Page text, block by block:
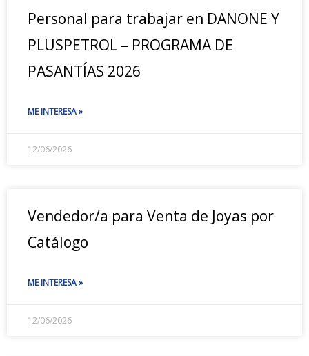
Personal para trabajar en DANONE Y
PLUSPETROL – PROGRAMA DE
PASANTÍAS 2026
ME INTERESA »
12/06/2026
Vendedor/a para Venta de Joyas por
Catálogo
ME INTERESA »
12/06/2026